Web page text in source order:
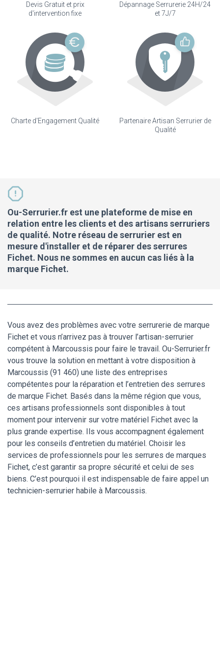
Devis Gratuit et prix
d'intervention fixe
Dépannage Serrurerie 24H/24
et 7J/7
Charte d'Engagement Qualité
Partenaire Artisan Serrurier de
Qualité
Ou-Serrurier.fr est une plateforme de mise en
relation entre les clients et des artisans serruriers
de qualité. Notre réseau de serrurier est en
mesure d'installer et de réparer des serrures
Fichet. Nous ne sommes en aucun cas liés à la
marque Fichet.
Vous avez des problèmes avec votre serrurerie de marque
Fichet et vous n’arrivez pas à trouver l’artisan-serrurier
compétent à Marcoussis pour faire le travail. Ou-Serrurier.fr
vous trouve la solution en mettant à votre disposition à
Marcoussis (91 460) une liste des entreprises
compétentes pour la réparation et l’entretien des serrures
de marque Fichet. Basés dans la même région que vous,
ces artisans professionnels sont disponibles à tout
moment pour intervenir sur votre matériel Fichet avec la
plus grande expertise. Ils vous accompagnent également
pour les conseils d’entretien du matériel. Choisir les
services de professionnels pour les serrures de marques
Fichet, c’est garantir sa propre sécurité et celui de ses
biens. C’est pourquoi il est indispensable de faire appel un
technicien-serrurier habile à Marcoussis.